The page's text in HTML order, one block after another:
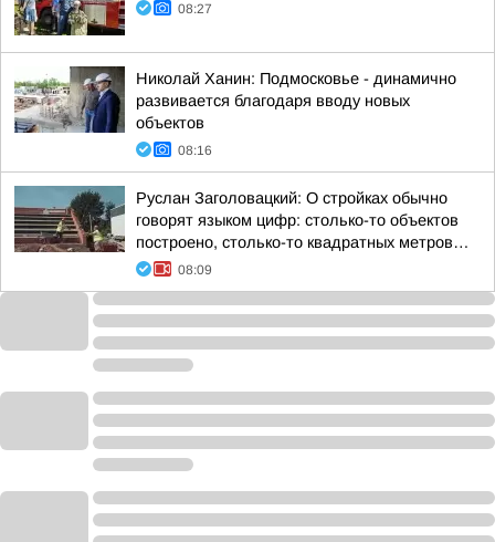
08:27
Николай Ханин: Подмосковье - динамично
развивается благодаря вводу новых
объектов
08:16
Руслан Заголовацкий: О стройках обычно
говорят языком цифр: столько-то объектов
построено, столько-то квадратных метров…
08:09